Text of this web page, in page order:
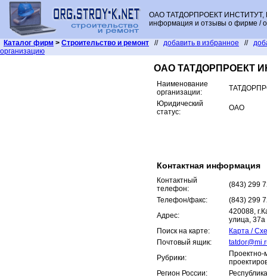
ОАО ТАТДОРПРОЕКТ ИНСТИТУТ,
информация и отзывы о фирме /
Каталог фирм > Строительство и ремонт // добавить в избранное //
организацию
ОАО ТАТДОРПРОЕКТ
Наименование
организации:
Юридический
статус:
ОАО
Контактная информация
Контактный
телефон:
(843) 299
Телефон/факс:
(843) 299
Адрес:
420088,
улица, 37а
Поиск на карте:
Карта /
Почтовый ящик:
Рубрики:
Регион России: